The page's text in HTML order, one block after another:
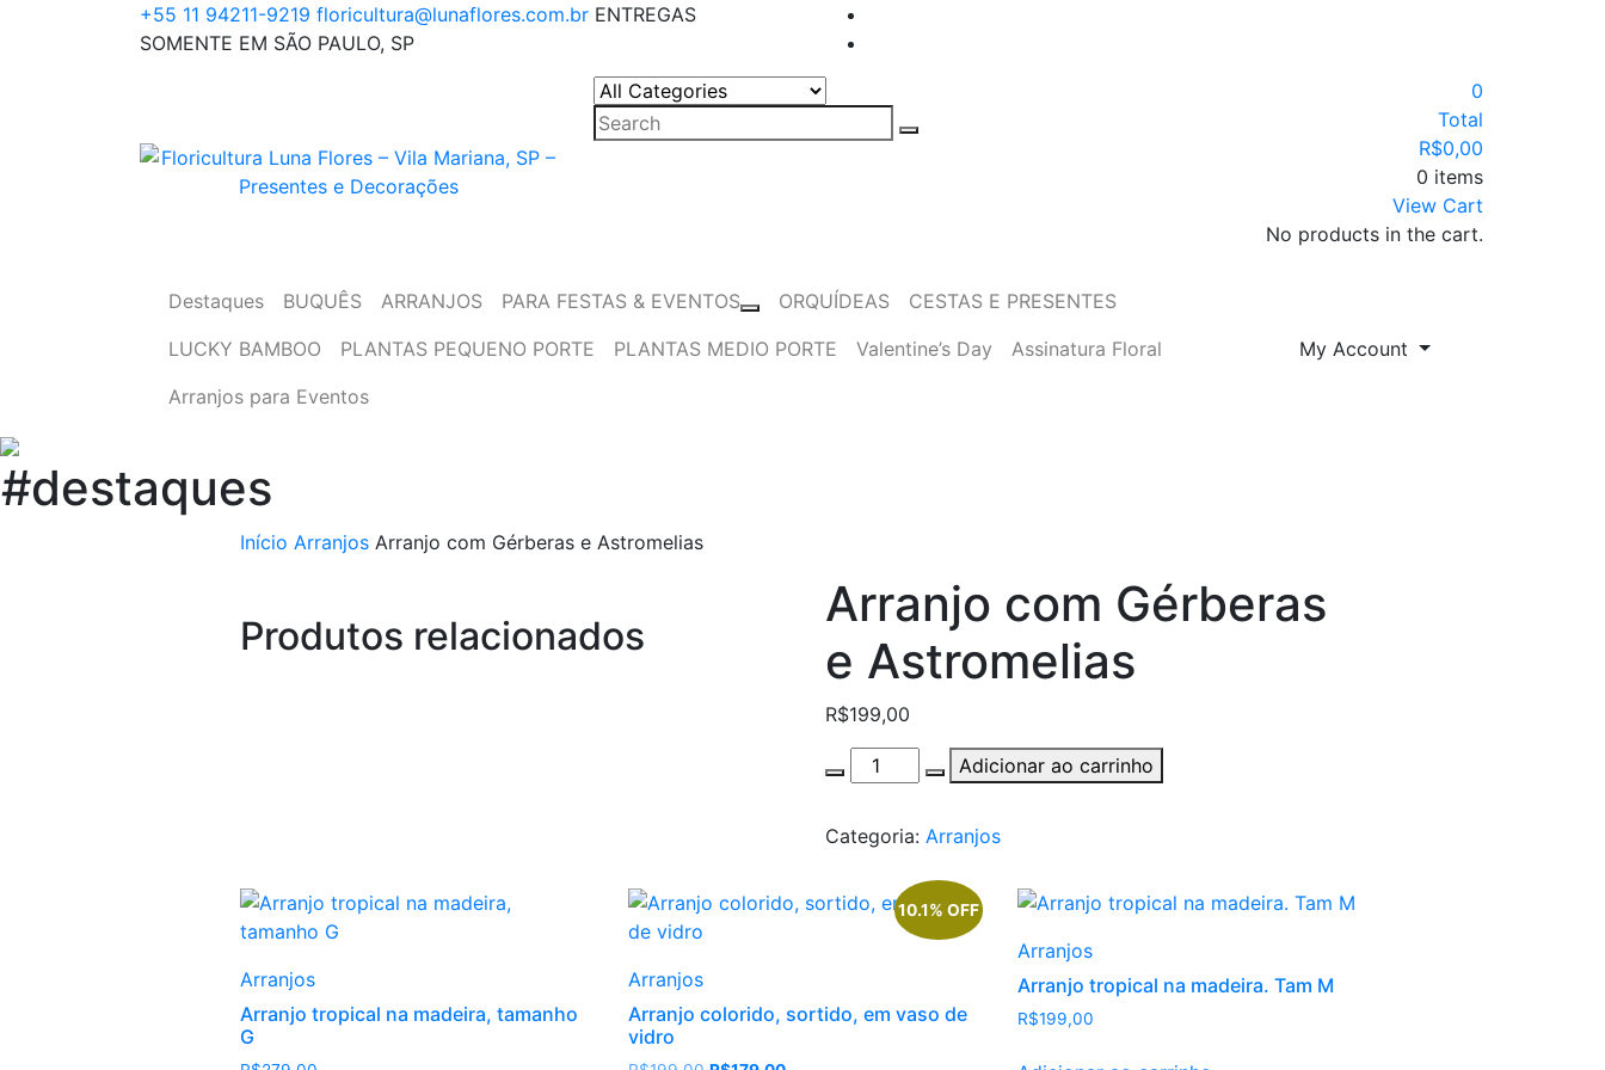
+55 11 94211-9219 floricultura@lunaflores.com.br ENTREGAS
SOMENTE EM SÃO PAULO, SP
0
Total
R$0,00
0 items
View Cart
No products in the cart.
Destaques BUQUÊS ARRANJOS PARA FESTAS & EVENTOS ORQUÍDEAS
CESTAS E PRESENTES
LUCKY BAMBOO
PLANTAS PEQUENO PORTE PLANTAS MEDIO PORTE Valentine’s Day
Assinatura Floral
Arranjos para Eventos
My Account
#destaques
Início Arranjos Arranjo com Gérberas e Astromelias
Arranjo com Gérberas
e Astromelias
R$199,00
Arranjo
com
e
Astromelias
quantity
Adicionar ao carrinho
Categoria: Arranjos
Produtos relacionados
Arranjos
Arranjo tropical na madeira, tamanho
G
10.1% OFF
Arranjos
Arranjo colorido, sortido, em vaso de
vidro
Arranjos
Arranjo tropical na madeira. Tam M
R$199,00